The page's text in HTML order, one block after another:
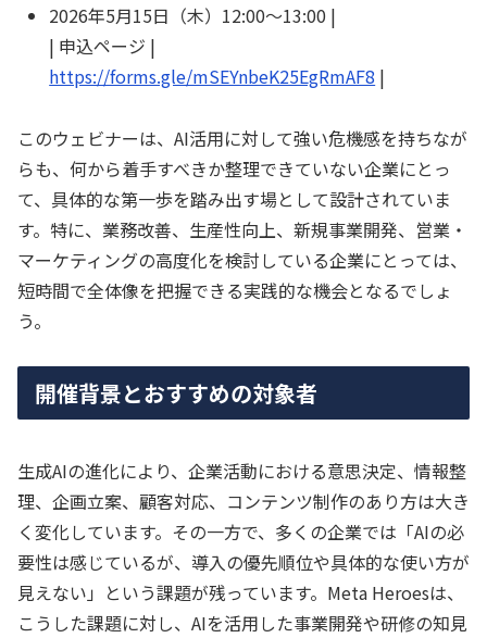
2026年5月15日（木）12:00〜13:00 |
| 申込ページ |
https://forms.gle/mSEYnbeK25EgRmAF8 |
このウェビナーは、AI活用に対して強い危機感を持ちなが
らも、何から着手すべきか整理できていない企業にとっ
て、具体的な第一歩を踏み出す場として設計されていま
す。特に、業務改善、生産性向上、新規事業開発、営業・
マーケティングの高度化を検討している企業にとっては、
短時間で全体像を把握できる実践的な機会となるでしょ
う。
開催背景とおすすめの対象者
生成AIの進化により、企業活動における意思決定、情報整
理、企画立案、顧客対応、コンテンツ制作のあり方は大き
く変化しています。その一方で、多くの企業では「AIの必
要性は感じているが、導入の優先順位や具体的な使い方が
見えない」という課題が残っています。Meta Heroesは、
こうした課題に対し、AIを活用した事業開発や研修の知見